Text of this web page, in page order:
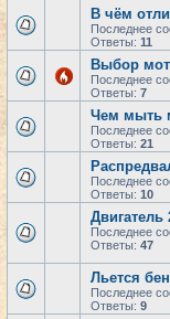
В чём
Последнее
Ответы: 11
Выбор
Последнее
Ответы: 7
Чем мыть
Последнее
Ответы: 21
Последнее
Ответы: 10
Двигатель
Последнее
Ответы: 47
Льется
Последнее
Ответы: 9